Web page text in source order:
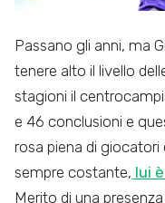
Passano gli anni, ma
tenere alto il livello
stagioni il
e 46 conclusioni e
rosa piena di
sempre costante, lui
Merito di una